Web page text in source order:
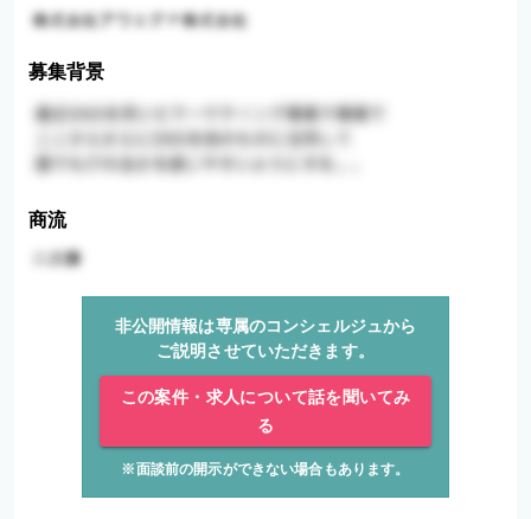
募集背景
商流
非公開情報は専属のコンシェルジュから
ご説明させていただきます。
この案件・求人について話を聞いてみ
る
※面談前の開示ができない場合もあります。